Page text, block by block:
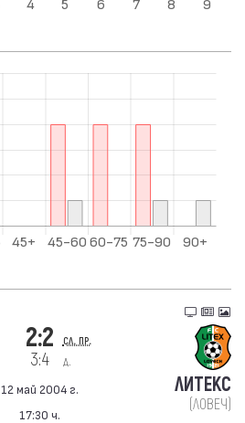
2:2 сл. пр.
3:4 д.
12 май 2004 г.
17:30 ч.
ЛИТЕКС
(ЛОВЕЧ)